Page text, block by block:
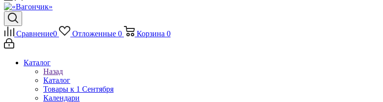
Сравнение0 Отложенные 0 Корзина 0
Каталог
Назад
Каталог
Товары к 1 Сентября
Календари